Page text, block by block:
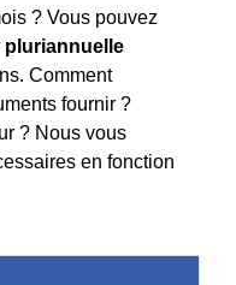
? Vous pouvez
pluriannuelle
Comment
fournir ?
? Nous vous
en fonction